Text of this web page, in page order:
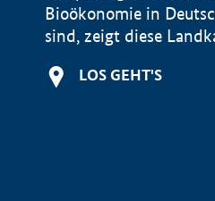
Bioökonomie in
sind, zeigt diese
LOS GEHT'S